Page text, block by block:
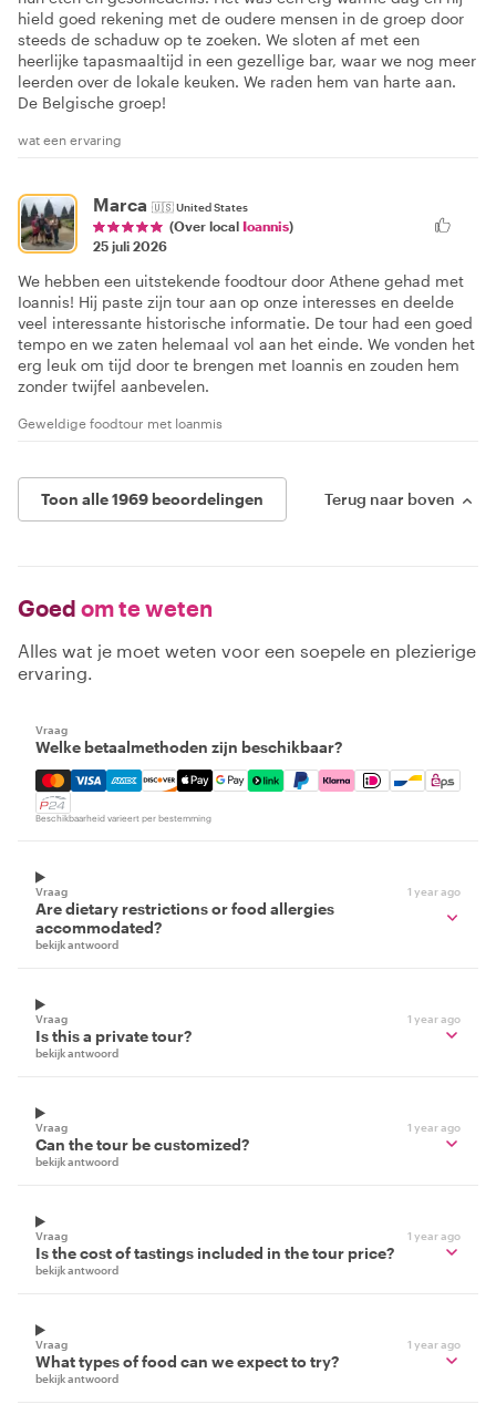
hield goed rekening met de oudere mensen in de groep door
steeds de schaduw op te zoeken. We sloten af met een
heerlijke tapasmaaltijd in een gezellige bar, waar we nog meer
leerden over de lokale keuken. We raden hem van harte aan.
De Belgische groep!
wat een ervaring
Marca 🇺🇸United States
(Over local Ioannis)
25 juli 2026
We hebben een uitstekende foodtour door Athene gehad met
Ioannis! Hij paste zijn tour aan op onze interesses en deelde
veel interessante historische informatie. De tour had een goed
tempo en we zaten helemaal vol aan het einde. We vonden het
erg leuk om tijd door te brengen met Ioannis en zouden hem
zonder twijfel aanbevelen.
Geweldige foodtour met Ioanmis
Toon alle 1969 beoordelingen Terug naar boven
Goed om te weten
Alles wat je moet weten voor een soepele en plezierige
ervaring.
Vraag
Welke betaalmethoden zijn beschikbaar?
Mastercard, Visa, Amex, Discover, Apple Pay, Google
Beschikbaarheid varieert per bestemming
Vraag 1 year ago
Are dietary restrictions or food allergies
accommodated?
bekijk antwoord
Vraag 1 year ago
Is this a private tour?
bekijk antwoord
Vraag 1 year ago
Can the tour be customized?
bekijk antwoord
Vraag 1 year ago
Is the cost of tastings included in the tour price?
bekijk antwoord
Vraag 1 year ago
What types of food can we expect to try?
bekijk antwoord